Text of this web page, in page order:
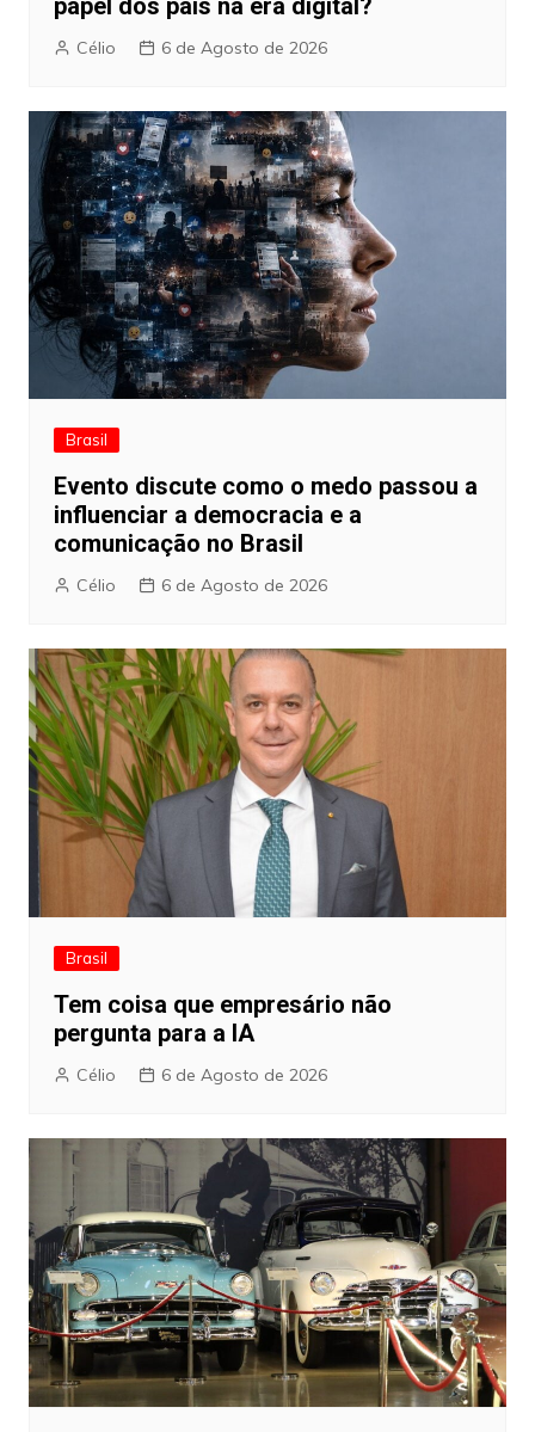
Célio 6 de Agosto de 2026
Brasil
Evento discute como o medo passou a
influenciar a democracia e a
comunicação no Brasil
Célio 6 de Agosto de 2026
Brasil
Tem coisa que empresário não
pergunta para a IA
Célio 6 de Agosto de 2026